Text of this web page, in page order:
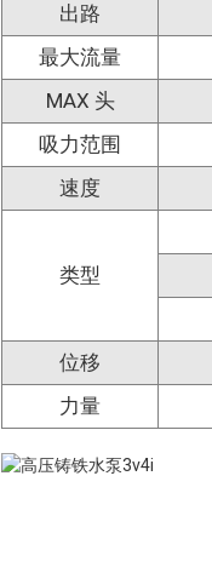
出路
最大流量
MAX 头
吸力范围
速度
类型
位移
力量